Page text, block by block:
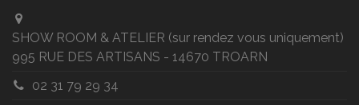
SHOW ROOM & ATELIER (sur rendez vous uniquement)
995 RUE DES ARTISANS - 14670 TROARN
02 31 79 29 34